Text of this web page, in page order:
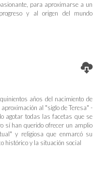
para aproximarse a un
y al origen del mundo
años del nacimiento de
al "siglo de Teresa" -
agotar todas las facetas que se
sí han querido ofrecer un amplio
y religiosa que enmarcó su
histórico y la situación social